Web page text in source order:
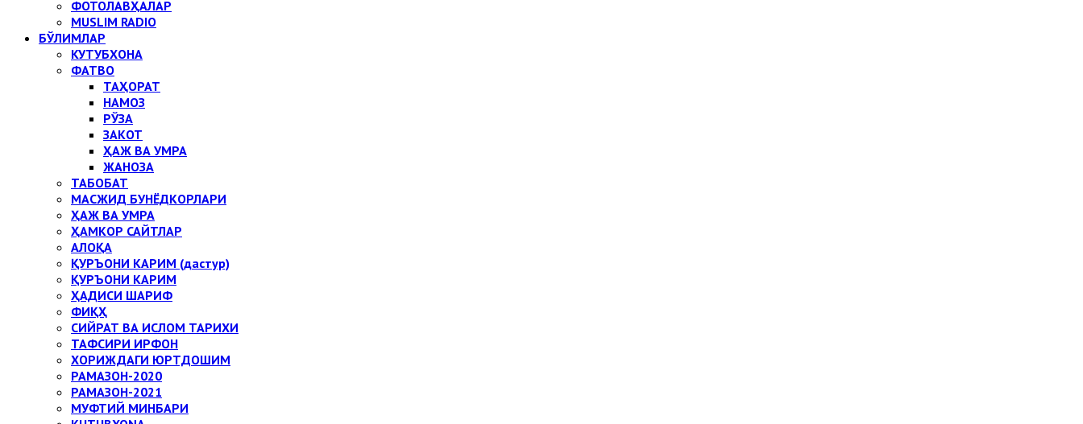
ФОТОЛАВҲАЛАР
MUSLIM RADIO
БЎЛИМЛАР
КУТУБХОНА
ФАТВО
ТАҲОРАТ
НАМОЗ
РЎЗА
ЗАКОТ
ҲАЖ ВА УМРА
ЖАНОЗА
ТАБОБАТ
МАСЖИД БУНЁДКОРЛАРИ
ҲАЖ ВА УМРА
ҲАМКОР САЙТЛАР
АЛОҚА
ҚУРЪОНИ КАРИМ (дастур)
ҚУРЪОНИ КАРИМ
ҲАДИСИ ШАРИФ
ФИҚҲ
СИЙРАТ ВА ИСЛОМ ТАРИХИ
ТАФСИРИ ИРФОН
ХОРИЖДАГИ ЮРТДОШИМ
РАМАЗОН-2020
РАМАЗОН-2021
МУФТИЙ МИНБАРИ